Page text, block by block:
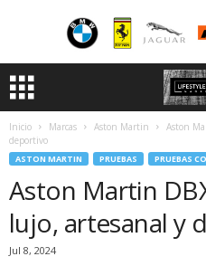
Inicio Marcas Aston Martin
Aston
deportivo
ASTON MARTIN PRUEBAS PRUEBAS
Aston Martin
lujo, artesanal y
Jul 8, 2024